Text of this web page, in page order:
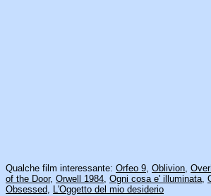
Qualche film interessante: Orfeo 9, Oblivion,
of the Door, Orwell 1984, Ogni cosa e' illuminata,
Obsessed, L'Oggetto del mio desiderio